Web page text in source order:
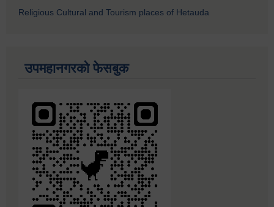
Religious Cultural and Tourism places of Hetauda
उपमहानगरको फेसबुक